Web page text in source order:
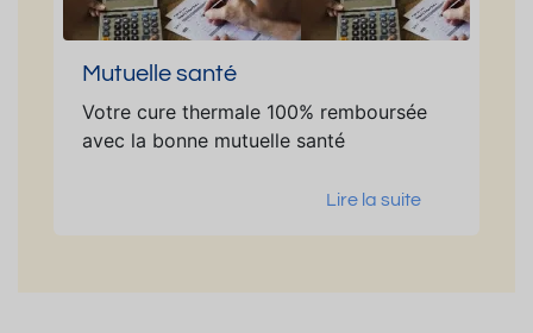
Mutuelle santé
Votre cure thermale 100% remboursée
avec la bonne mutuelle santé
Lire la suite